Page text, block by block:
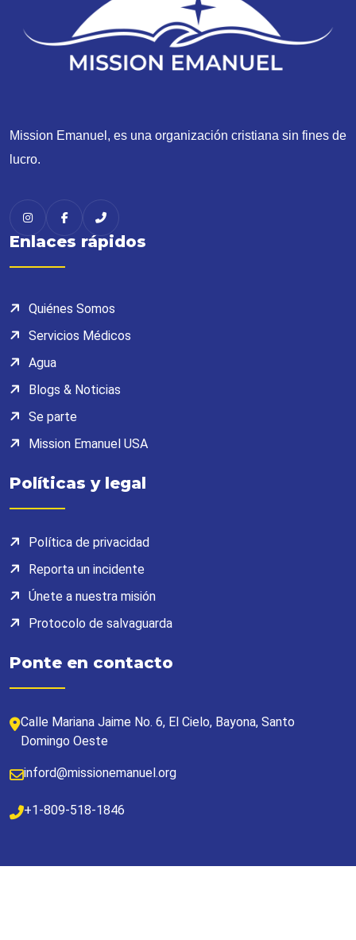
Mission Emanuel, es una organización cristiana sin fines de
lucro.
Enlaces rápidos
Quiénes Somos
Servicios Médicos
Agua
Blogs & Noticias
Se parte
Mission Emanuel USA
Políticas y legal
Política de privacidad
Reporta un incidente
Únete a nuestra misión
Protocolo de salvaguarda
Ponte en contacto
Calle Mariana Jaime No. 6, El Cielo, Bayona, Santo
Domingo Oeste
inford@missionemanuel.org
+1-809-518-1846